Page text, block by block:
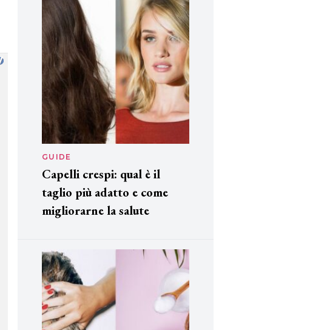
GUIDE
Capelli crespi: qual è il
taglio più adatto e come
migliorarne la salute